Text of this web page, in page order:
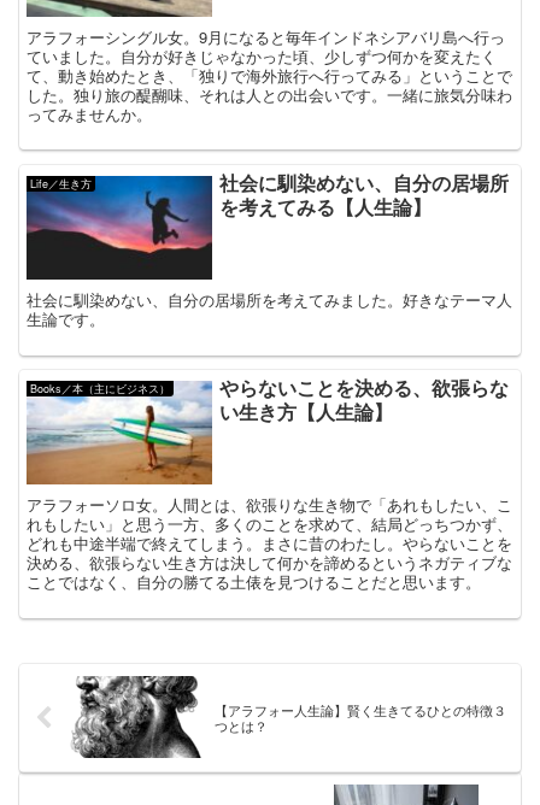
アラフォーシングル女。9月になると毎年インドネシアバリ島へ行っ
ていました。自分が好きじゃなかった頃、少しずつ何かを変えたく
て、動き始めたとき、「独りで海外旅行へ行ってみる」ということで
した。独り旅の醍醐味、それは人との出会いです。一緒に旅気分味わ
ってみませんか。
Life／生き方
社会に馴染めない、自分の居場所
を考えてみる【人生論】
社会に馴染めない、自分の居場所を考えてみました。好きなテーマ人
生論です。
Books／本（主にビジネス）
やらないことを決める、欲張らな
い生き方【人生論】
アラフォーソロ女。人間とは、欲張りな生き物で「あれもしたい、こ
れもしたい」と思う一方、多くのことを求めて、結局どっちつかず、
どれも中途半端で終えてしまう。まさに昔のわたし。やらないことを
決める、欲張らない生き方は決して何かを諦めるというネガティブな
ことではなく、自分の勝てる土俵を見つけることだと思います。
【アラフォー人生論】賢く生きてるひとの特徴３
つとは？